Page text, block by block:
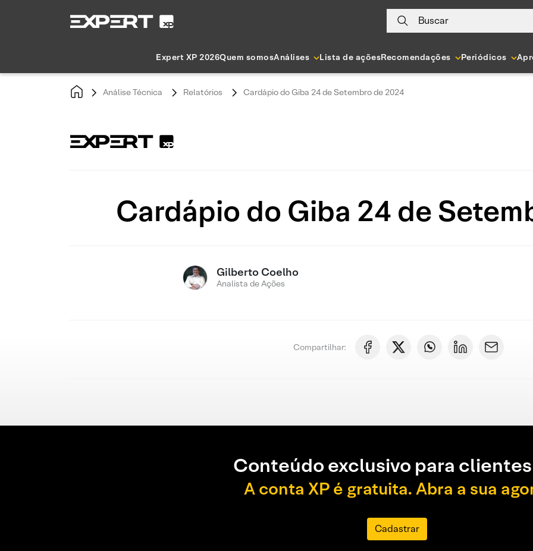
Buscar
Expert XP 2026Quem somosAnálises Lista de açõesRecomendações Periódicos
Análise Técnica Relatórios Cardápio do Giba 24 de Setembro de 2024
Cardápio do Giba 24 de
Gilberto Coelho
Analista de Ações
Compartilhar:
Conteúdo exclusivo para
A conta XP é gratuita. Abra a sua
Cadastrar